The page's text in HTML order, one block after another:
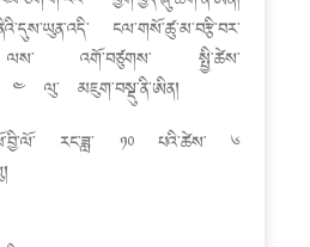
ངལ་གསོ་ཚུ་མ་བརྩི་བར་
ལས་ འགོ་བཙུགས་ སྤྱི་ཚེས་
༤ ལུ་ མཇུག་བསྡུ་ནི་ཨིན།
རང་ཟླ་ ༡༠ པའི་ཚེས་ ༦